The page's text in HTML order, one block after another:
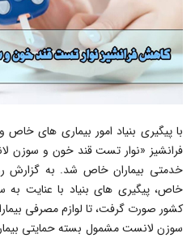
با پیگیری بنیاد امور بیماری های
فرانشیز «نوار تست قند خون و سوزن
خدمتی بیماران خاص شد. به گزارش
خاص، پیگیری های بنیاد با عنایت به
کشور صورت گرفت، تا لوازم مصرفی
سوزن لانست مشمول بسته حمایتی